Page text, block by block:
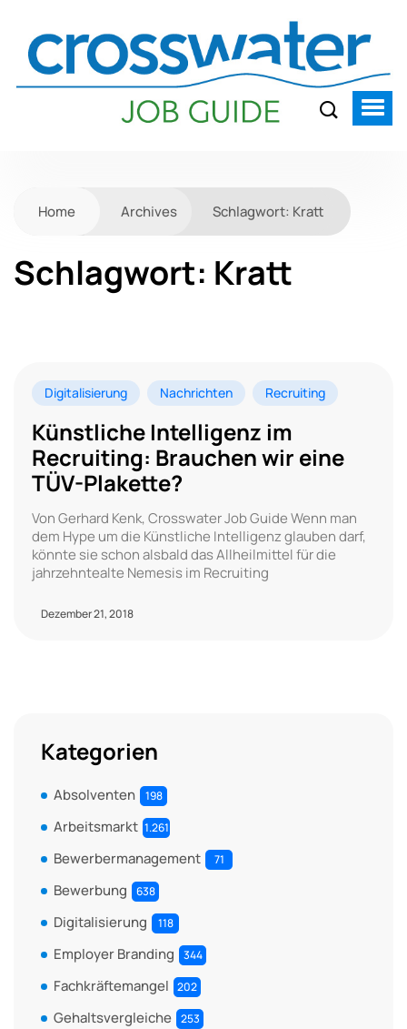
Home Archives Schlagwort: Kratt
Schlagwort: Kratt
Digitalisierung Nachrichten Recruiting
Künstliche Intelligenz im
Recruiting: Brauchen wir eine
TÜV-Plakette?
Von Gerhard Kenk, Crosswater Job Guide Wenn man
dem Hype um die Künstliche Intelligenz glauben darf,
könnte sie schon alsbald das Allheilmittel für die
jahrzehntealte Nemesis im Recruiting
Dezember 21, 2018
Kategorien
Absolventen 198
Arbeitsmarkt 1.261
Bewerbermanagement 71
Bewerbung 638
Digitalisierung 118
Employer Branding 344
Fachkräftemangel 202
Gehaltsvergleiche 253